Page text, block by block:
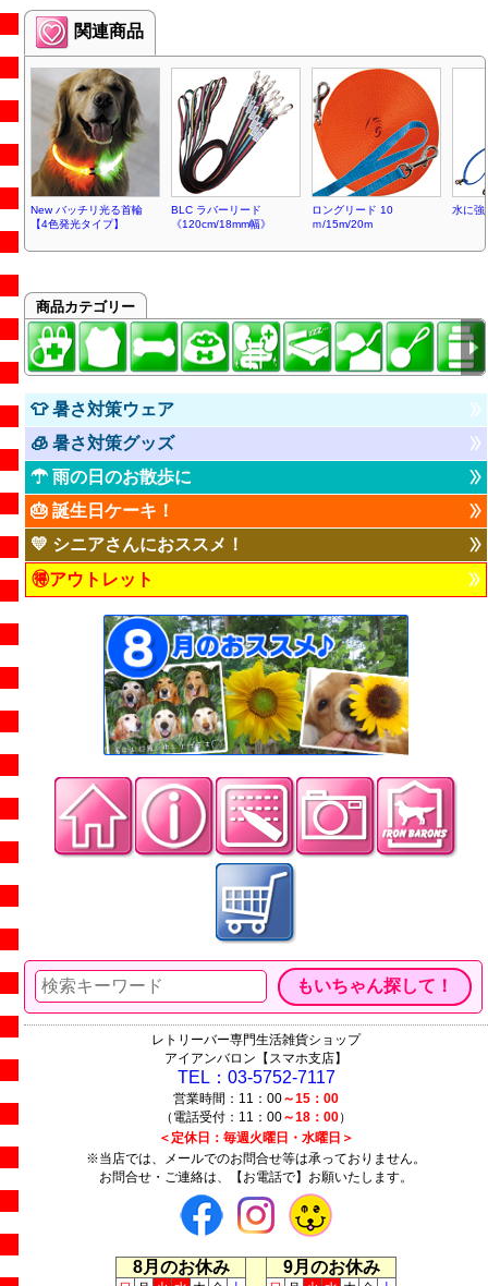
関連商品
New バッチリ光る首輪
【4色発光タイプ】
BLC ラバーリード
《120cm/18mm幅》
ロングリード 10
ｍ/15m/20m
水に強
商品カテゴリー
👕 暑さ対策ウェア
🧊 暑さ対策グッズ
☂ 雨の日のお散歩に
🎂 誕生日ケーキ！
💛 シニアさんにおススメ！
🉐アウトレット
レトリーバー専門生活雑貨ショップ
アイアンバロン【スマホ支店】
TEL：03-5752-7117
営業時間：11：00～15：00
（電話受付：11：00～18：00）
＜定休日：毎週火曜日・水曜日＞
※当店では、メールでのお問合せ等は承っておりません。
お問合せ・ご連絡は、【お電話で】お願いたします。
8月のお休み 9月のお休み